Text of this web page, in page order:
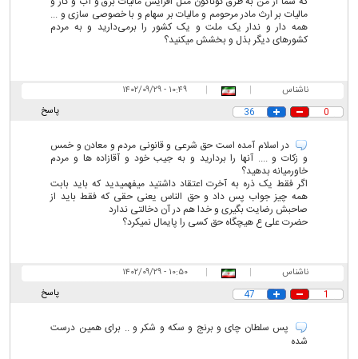
مالیات بر ارث مادر مرحومم و مالیات بر سهام و با خصوصی سازی و ...
همه دار و ندار یک ملت و یک کشور را برمی‌دارید و به مردم
کشورهای دیگر بذل و بخشش میکنید؟
ناشناس |
|
۱۰:۴۹ - ۱۴۰۲/۰۹/۲۹
پاسخ
0
36
در اسلام آمده است حق شرعی و قانونی مردم و معادن و خمس
و زکات و .... آنها را بردارید و به جیب خود و آقازاده ها و مردم
خاورمیانه بدهید؟
اگر فقط یک ذره به آخرت اعتقاد داشتید میفهمیدید که باید بابت
همه چیز جواب پس داد و حق الناس یعنی حقی که فقط باید از
صاحبش رضایت بگیری و خدا هم در آن دخالتی ندارد
حضرت علی ع هیچگاه حق کسی را پایمال نمیکرد؟
ناشناس |
|
۱۰:۵۰ - ۱۴۰۲/۰۹/۲۹
پاسخ
1
47
پس سلطان چای و برنج و سکه و شکر و .. برای همین درست
شده